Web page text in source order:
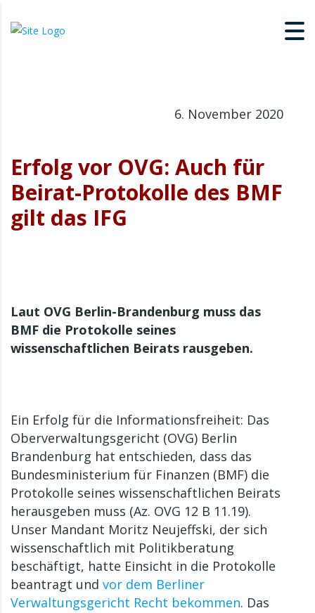
6. November 2020
Erfolg vor OVG: Auch für
Beirat-Protokolle des BMF
gilt das IFG
Laut OVG Berlin-Brandenburg muss das
BMF die Protokolle seines
wissenschaftlichen Beirats rausgeben.
Ein Erfolg für die Informationsfreiheit: Das
Oberverwaltungsgericht (OVG) Berlin
Brandenburg hat entschieden, dass das
Bundesministerium für Finanzen (BMF) die
Protokolle seines wissenschaftlichen Beirats
herausgeben muss (Az. OVG 12 B 11.19).
Unser Mandant Moritz Neujeffski, der sich
wissenschaftlich mit Politikberatung
beschäftigt, hatte Einsicht in die Protokolle
beantragt und vor dem Berliner
Verwaltungsgericht Recht bekommen. Das